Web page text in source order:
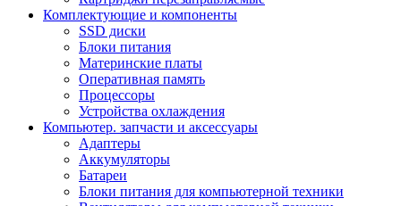
Комплектующие и компоненты
SSD диски
Блоки питания
Материнские платы
Оперативная память
Процессоры
Устройства охлаждения
Компьютер. запчасти и аксессуары
Адаптеры
Аккумуляторы
Батареи
Блоки питания для компьютерной техники